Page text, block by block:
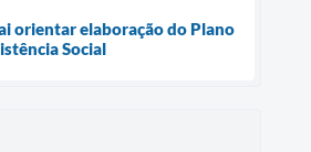
orientar elaboração do Plano
Social